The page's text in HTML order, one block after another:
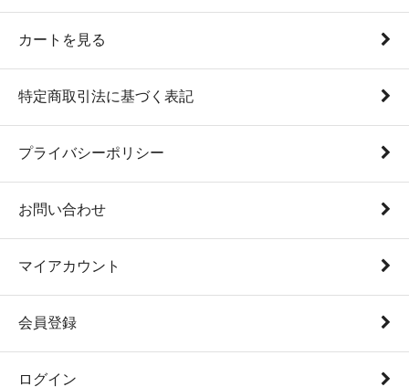
カートを見る
特定商取引法に基づく表記
プライバシーポリシー
お問い合わせ
マイアカウント
会員登録
ログイン